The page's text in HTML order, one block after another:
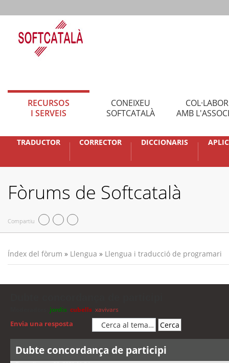
RECURSOS
I SERVEIS
CONEIXEU
SOFTCATALÀ
AMB
TRADUCTOR CORRECTOR DICCIONARIS
Fòrums de Softcatalà
Compartiu
Índex del fòrum » Llengua » Llengua i traducció de programari
jordis cubells xavivars
Envia una resposta
Dubte concordança de participi